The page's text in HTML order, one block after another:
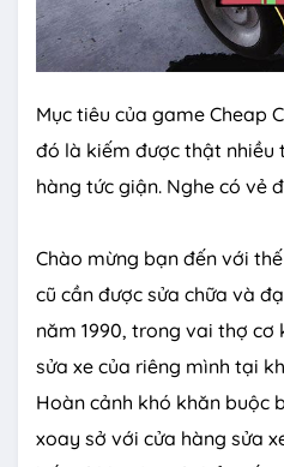
Mục tiêu của game Cheap
đó là kiếm được thật nhiều
hàng tức giận. Nghe có vẻ
Chào mừng bạn đến với
cũ cần được sửa chữa và
năm 1990, trong vai thợ cơ
sửa xe của riêng mình tại
Hoàn cảnh khó khăn buộc
xoay sở với cửa hàng sửa